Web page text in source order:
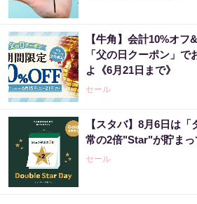
【当選】金運が上が
PR（合同会社デジタルファー
宝くじ当たる人だけ
ます
PR（合同会社デジタルファー
【牛角】会計10%オ
「父の日クーポン」
よ《6月21日まで》
セール
【スタバ】8月6日は
常の2倍"Star"が貯まっ
セール